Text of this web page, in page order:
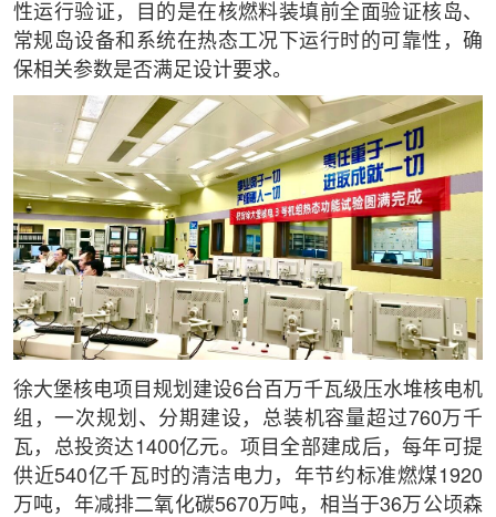
性运行验证，目的是在核燃料装填前全面验证核岛、
常规岛设备和系统在热态工况下运行时的可靠性，确
保相关参数是否满足设计要求。
徐大堡核电项目规划建设6台百万千瓦级压水堆核电机
组，一次规划、分期建设，总装机容量超过760万千
瓦，总投资达1400亿元。项目全部建成后，每年可提
供近540亿千瓦时的清洁电力，年节约标准燃煤1920
万吨，年减排二氧化碳5670万吨，相当于36万公顷森